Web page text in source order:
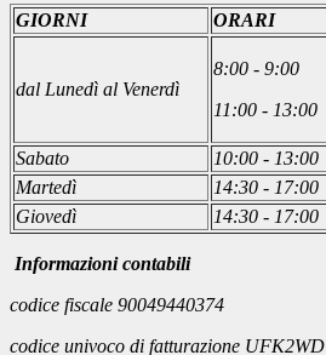
GIORNI ORARI
dal Lunedì al Venerdì
8:00 - 9:00
11:00 - 13:00
Sabato 10:00 - 13:00
Martedì
14:30 - 17:00
Giovedì
14:30 - 17:00
Informazioni contabili
codice fiscale 90049440374
codice univoco di fatturazione UFK2WD